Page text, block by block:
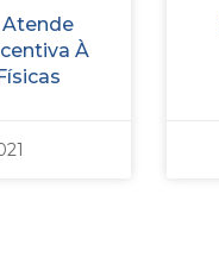
Atende
À